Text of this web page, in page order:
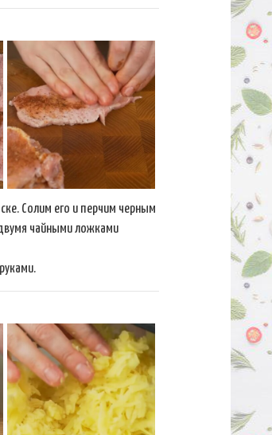
Солим его и перчим черным
чайными ложками